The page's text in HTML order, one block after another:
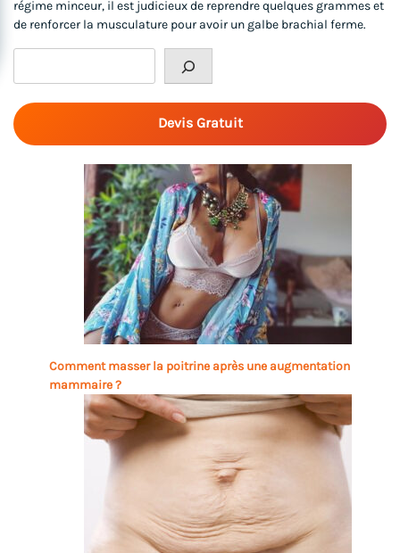
régime minceur, il est judicieux de reprendre quelques grammes et
de renforcer la musculature pour avoir un galbe brachial ferme.
Devis Gratuit
Comment masser la poitrine après une augmentation
mammaire ?